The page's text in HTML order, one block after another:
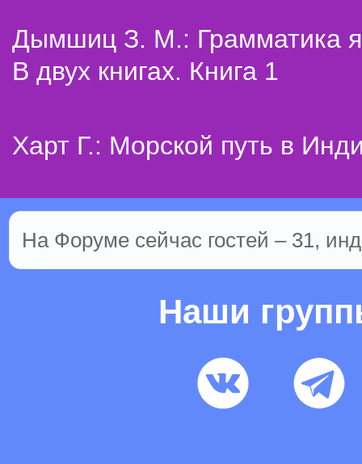
Дымшиц З. М.: Грамматика
В двух книгах. Книга 1
Харт Г.: Морской путь в
На Форуме сейчас гостей – 31,
Наши